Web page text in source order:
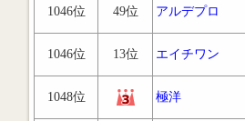
1046位 49位 アルデプロ
1046位 13位 エイチワン
1048位 極洋